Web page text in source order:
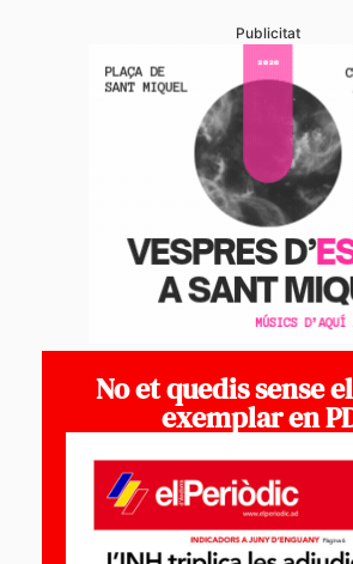
Publicitat
No et quedis sense
exemplar en